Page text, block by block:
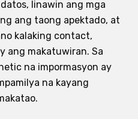
linawin ang mga
ang taong apektado, at
kalaking contact,
ang makatuwiran. Sa
na impormasyon ay
na kayang